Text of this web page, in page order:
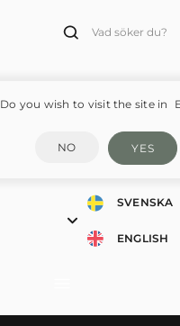
SVENSKA
ENGLISH
Do you wish to visit the site in
NO YES